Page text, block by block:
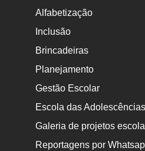
Alfabetização
Inclusão
Brincadeiras
Planejamento
Gestão Escolar
Escola das Adolescências
Galeria de projetos
Reportagens por